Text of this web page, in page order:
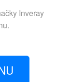
Inveray